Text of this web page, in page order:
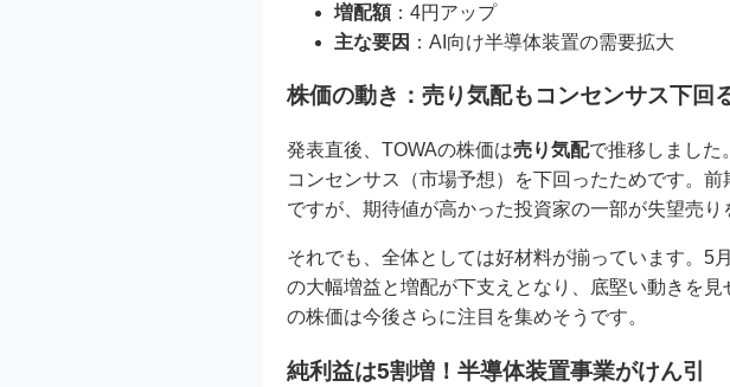
増配額：4円アップ
主な要因 ：AI向け半導体装置の需要拡大
株価の動き：売り気配もコンセンサス下回
発表直後、TOWAの株価は売り気配で推移しました
コンセンサス（市場予想）を下回ったためです。
ですが、期待値が高かった投資家の一部が失望売り
それでも、全体としては好材料が揃っています。5
の大幅増益と増配が下支えとなり、底堅い動きを
の株価は今後さらに注目を集めそうです。
純利益は5割増！半導体装置事業がけん引